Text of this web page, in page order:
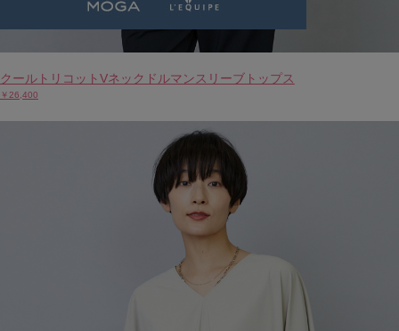
クールトリコットVネックドルマンスリーブトップス
￥26,400